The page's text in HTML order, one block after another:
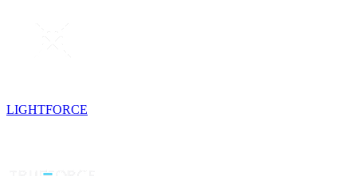
LIGHTFORCE